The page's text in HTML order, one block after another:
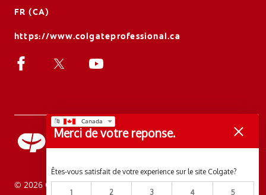
FR (CA)
https://www.colgateprofessional.ca
© 2026 Colgate-Palmolive Company. Tous droits réservés.
Merci de votre reponse.
Êtes-vous satisfait de votre experience sur le site Colgate?
1 2 3 4 5